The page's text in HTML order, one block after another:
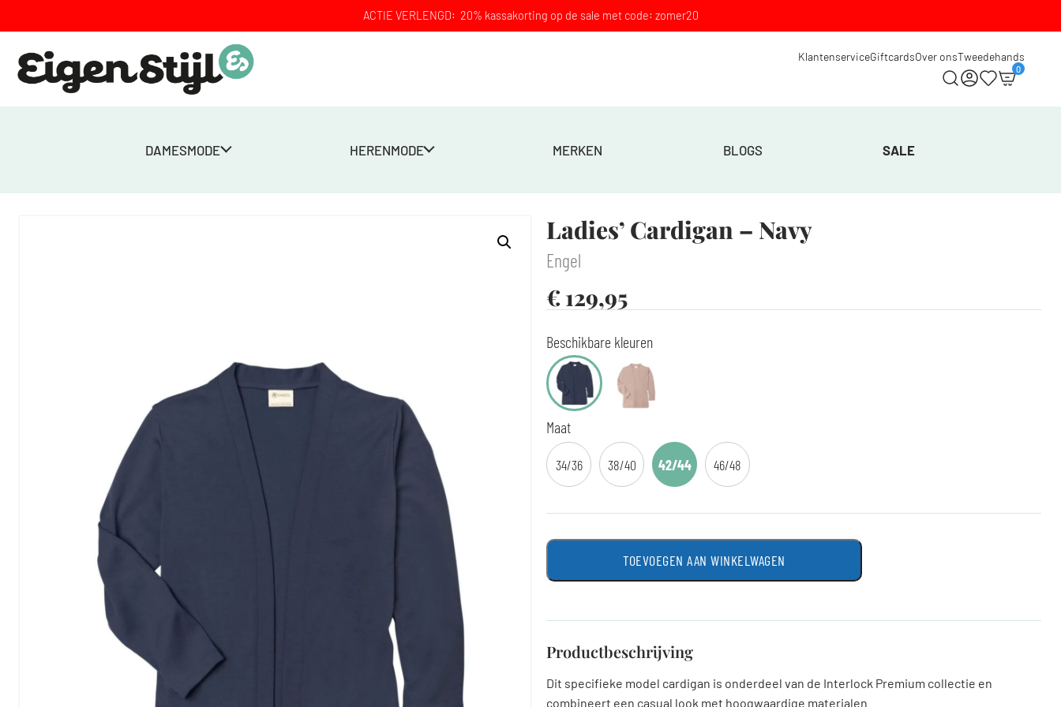
ACTIE VERLENGD: 20% kassakorting op de sale met code: zomer20
KlantenserviceGiftcardsOver onsTweedehands
0
DAMESMODE HERENMODE MERKEN BLOGS SALE
Ladies’ Cardigan – Navy
Engel
€ 129,95
Beschikbare kleuren
Maat
34/36 38/40 42/44 46/48
TOEVOEGEN AAN WINKELWAGEN
Productbeschrijving
Dit specifieke model cardigan is onderdeel van de Interlock Premium collectie en
combineert een casual look met hoogwaardige materialen.